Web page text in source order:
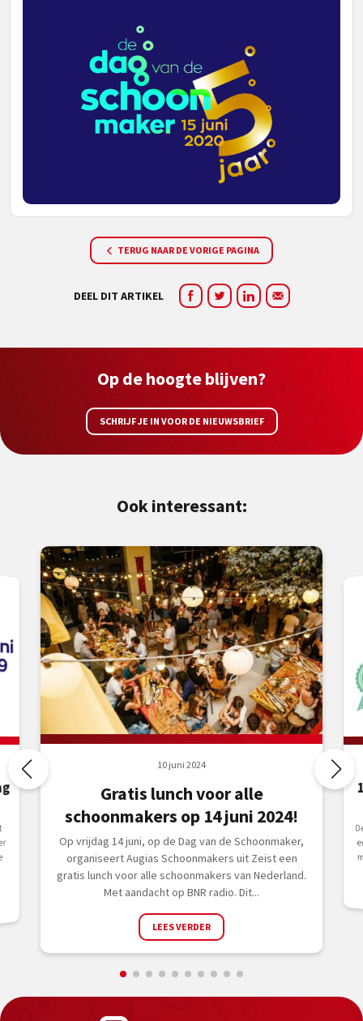
TERUG NAAR DE VORIGE PAGINA
DEEL DIT ARTIKEL
Op de hoogte blijven?
SCHRIJF JE IN VOOR DE NIEUWSBRIEF
Ook interessant:
10 juni 2024
Gratis lunch voor alle
schoonmakers op 14 juni 2024!
Op vrijdag 14 juni, op de Dag van de Schoonmaker,
organiseert Augias Schoonmakers uit Zeist een
gratis lunch voor alle schoonmakers van Nederland.
Met aandacht op BNR radio. Dit...
LEES VERDER